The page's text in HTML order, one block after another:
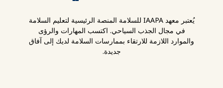
يُعتبر معهد IAAPA للسلامة المنصة الرئيسية لتعليم السلامة
في مجال الجذب السياحي. اكتسب المهارات والرؤى
والموارد اللازمة للارتقاء بممارسات السلامة لديك إلى آفاق
جديدة.